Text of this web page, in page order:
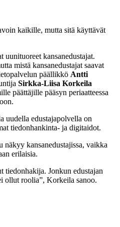
kaikille, mutta sitä käyttävät
uunituoreet kansanedustajat.
mistä kansanedustajat saavat
päällikkö Antti
Sirkka-Liisa Korkeila
päättäjille pääsyn periaatteessa
uudella edustajapolvella on
tiedonhankinta- ja digitaidot.
näkyy kansanedustajissa, vaikka
erilaisia.
tiedonhakija. Jonkun edustajan
ollut roolia”, Korkeila sanoo.